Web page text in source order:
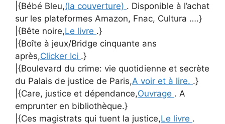
|{Bébé Bleu,(la couverture) . Disponible à l’achat
sur les plateformes Amazon, Fnac, Cultura ….}
|{Bête noire,Le livre .}
|{Boîte à jeux/Bridge cinquante ans
après,Clicker Ici .}
|{Boulevard du crime: vie quotidienne et secrète
du Palais de justice de Paris,A voir et à lire. .}
|{Care, justice et dépendance,Ouvrage . A
emprunter en bibliothèque.}
|{Ces magistrats qui tuent la justice,Le livre .